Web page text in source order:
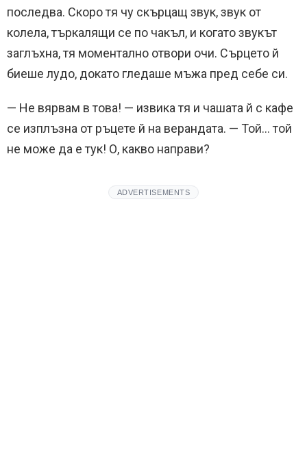
последва. Скоро тя чу скърцащ звук, звук от
колела, търкалящи се по чакъл, и когато звукът
заглъхна, тя моментално отвори очи. Сърцето й
биеше лудо, докато гледаше мъжа пред себе си.
— Не вярвам в това! — извика тя и чашата й с кафе
се изплъзна от ръцете й на верандата. — Той… той
не може да е тук! О, какво направи?
ADVERTISEMENTS